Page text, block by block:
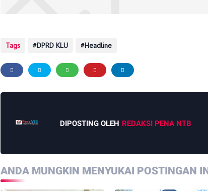
Tags DPRD KLU Headline
DIPOSTING OLEH REDAKSI PENA NTB
ANDA MUNGKIN MENYUKAI POSTINGAN INI